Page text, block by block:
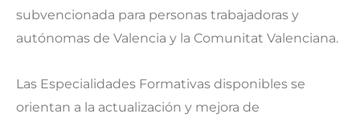
subvencionada para personas trabajadoras y
autónomas de Valencia y la Comunitat Valenciana.
Las Especialidades Formativas disponibles se
orientan a la actualización y mejora de